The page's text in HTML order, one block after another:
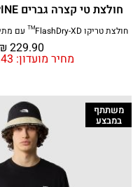
חולצת טי קצרה גברים LIGHTNING ALPINE
חולצת טריקו FlashDry-XD™ עם מתיחה לטיפוס הרים וטיולים
מחיר מועדון:
229.90
משתתף
במבצע